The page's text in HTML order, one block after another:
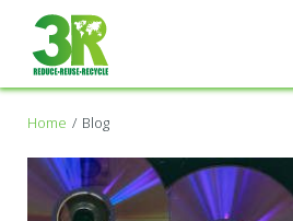
Home Blog